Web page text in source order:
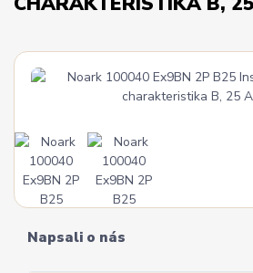
Napsali o nás